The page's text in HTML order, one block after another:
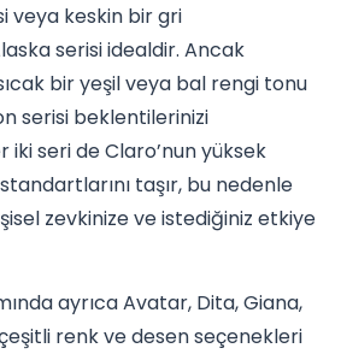
veya keskin bir gri
serisi idealdir. Ancak
bir yeşil veya bal rengi tonu
serisi beklentilerinizi
iki seri de Claro’nun yüksek
taşır, bu nedenle
zevkinize ve istediğiniz etkiye
ayrıca Avatar, Dita, Giana,
renk ve desen seçenekleri